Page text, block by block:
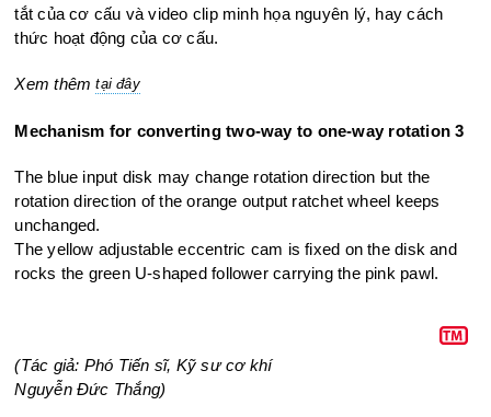
tắt của cơ cấu và video clip minh họa nguyên lý, hay cách
thức hoạt động của cơ cấu.
Xem thêmtại đây
Mechanism for converting two-way to one-way rotation 3
The blue input disk may change rotation direction but the
rotationdirection of the orange output ratchet wheel keeps
unchanged.
The yellow adjustable eccentric cam is fixed on the disk and
rocks the green U-shaped follower carrying the pink pawl.
(Tác giả: Phó Tiến sĩ, Kỹ sư cơ khí
Nguyễn Đức Thắng)